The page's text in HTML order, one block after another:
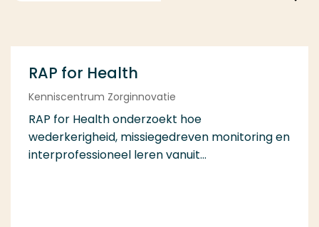
RAP for Health
Kenniscentrum Zorginnovatie
RAP for Health onderzoekt hoe
wederkerigheid, missiegedreven monitoring en
interprofessioneel leren vanuit...